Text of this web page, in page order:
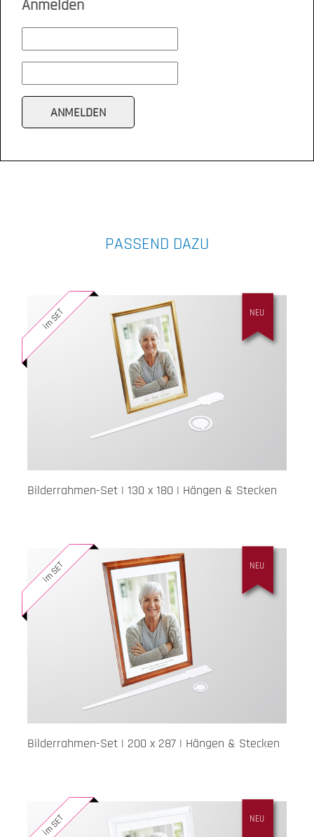
Anmelden
PASSEND DAZU
NEU
im SET
Bilderrahmen-Set | 130 x 180 | Hängen & Stecken
NEU
im SET
Bilderrahmen-Set | 200 x 287 | Hängen & Stecken
NEU
im SET